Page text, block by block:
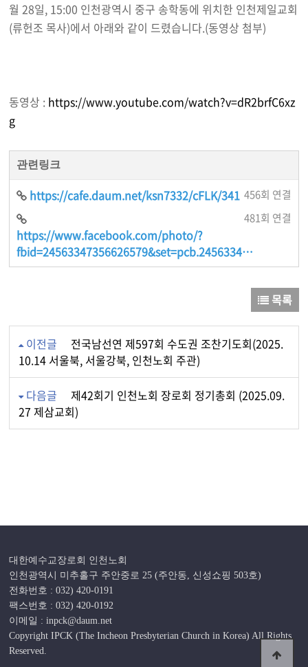
월 28일, 15:00 인천광역시 중구 송학동에 위치한 인천제일교회
(류헌조 목사)에서 아래와 같이 드렸습니다.(동영상 첨부)
동영상 : https://www.youtube.com/watch?v=dR2brfC6xz
g
관련링크
https://cafe.daum.net/ksn7332/cFLK/341 456회 연결
https://www.facebook.com/photo/?
fbid=24563347356626579&set=pcb.2456334…
481회 연결
목록
이전글
전국남선연 제597회 수도권 조찬기도회(2025.
10.14 서울북, 서울강북, 인천노회 주관)
다음글
제42회기 인천노회 장로회 정기총회 (2025.09.
27 제삼교회)
대한예수교장로회 인천노회
인천광역시 미추홀구 주안중로 25 (주안동, 신성쇼핑 503호)
전화번호 : 032) 420-0191
팩스번호 : 032) 420-0192
이메일 : inpck@daum.net
Copyright IPCK (The Incheon Presbyterian Church in Korea) All Rights
Reserved.